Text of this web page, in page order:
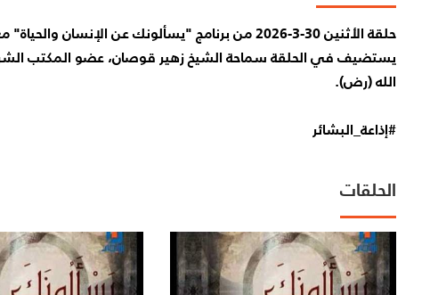
حلقة الأثنين 30-3-2026 من برنامج "يسألونك عن الإنسان والحياة" مع الزميل الشيخ حسن بشير.
يستضيف في الحلقة سماحة الشيخ زهير قوصان، عضو المكتب
الله (رض).
#إذاعة_البشائر
الحلقات